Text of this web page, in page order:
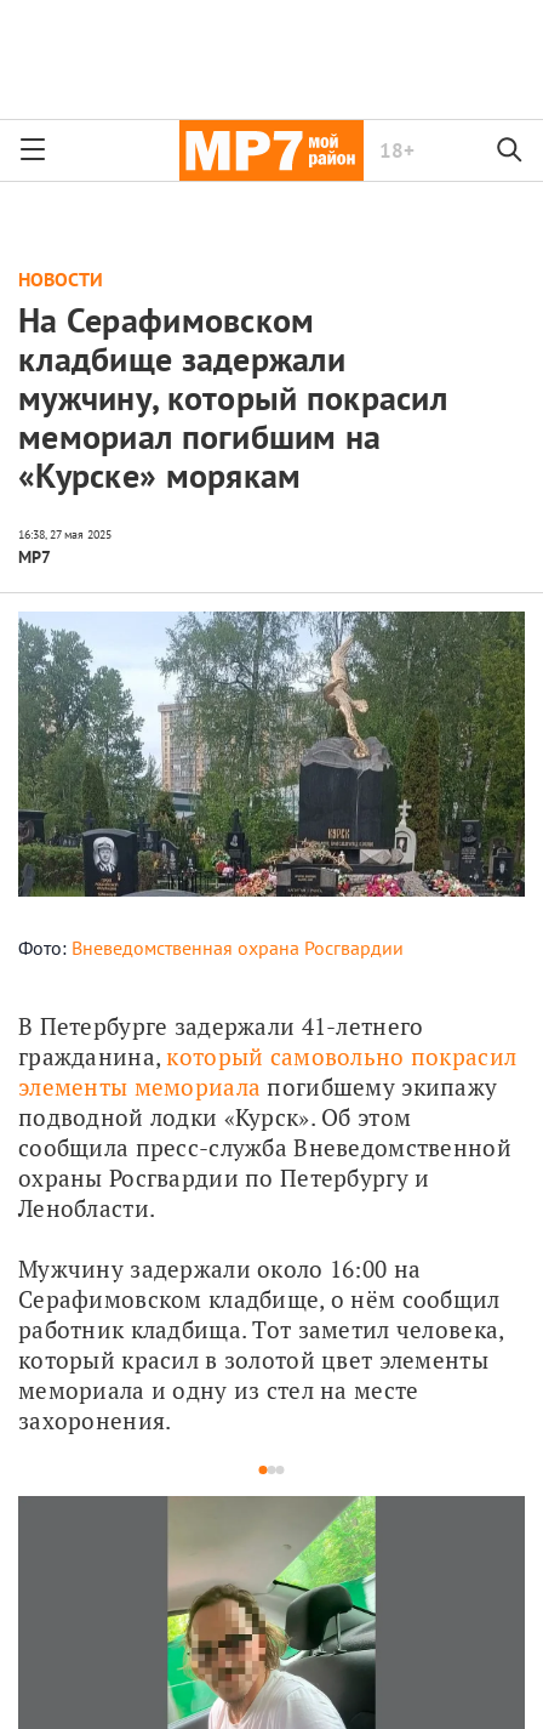
18+
НОВОСТИ
На Серафимовском
кладбище задержали
мужчину, который покрасил
мемориал погибшим на
«Курске» морякам
МР7
Фото: Вневедомственная охрана Росгвардии
В Петербурге задержали 41-летнего
гражданина, который самовольно покрасил
элементы мемориала погибшему экипажу
подводной лодки «Курск». Об этом
сообщила пресс-служба Вневедомственной
охраны Росгвардии по Петербургу и
Ленобласти.
Мужчину задержали около 16:00 на
Серафимовском кладбище, о нём сообщил
работник кладбища. Тот заметил человека,
который красил в золотой цвет элементы
мемориала и одну из стел на месте
захоронения.
123